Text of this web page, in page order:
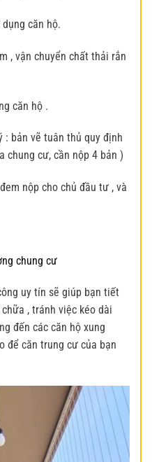
căn hộ.
, vận chuyển chất thải rắn
căn hộ .
bản vẽ tuân thủ quy định
chung cư, cần nộp 4 bản )
nộp cho chủ đầu tư , và
chung cư
uy tín sẽ giúp bạn tiết
, tránh việc kéo dài
đến các căn hộ xung
để căn trung cư của bạn